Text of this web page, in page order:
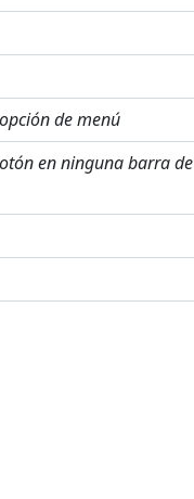
de menú
en ninguna barra de